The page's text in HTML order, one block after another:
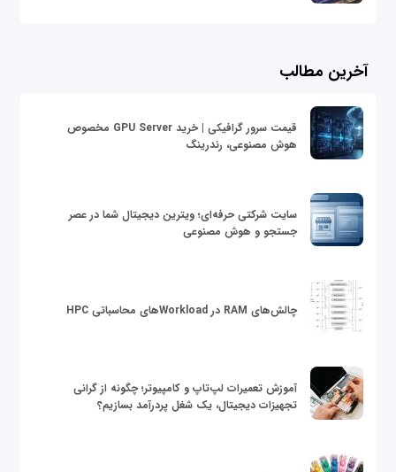
آخرین مطالب
قیمت سرور گرافیکی | خرید GPU Server مخصوص
هوش مصنوعی، رندرینگ
سایت شرکتی حرفه‌ای؛ ویترین دیجیتال شما در عصر
جستجو و هوش مصنوعی
چالش‌های RAM در Workloadهای محاسباتی HPC
آموزش تعمیرات لپ‌تاپ و کامپیوتر؛ چگونه از گرانی
تجهیزات دیجیتال، یک شغل پردرآمد بسازیم؟